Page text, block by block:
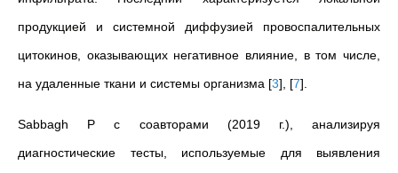
продукцией и системной диффузией провоспалительных
цитокинов, оказывающих негативное влияние, в том числе,
на удаленные ткани и системы организма [3] [7]
Sabbagh P с соавторами (2019 г.), анализируя
диагностические тесты, используемые для выявления